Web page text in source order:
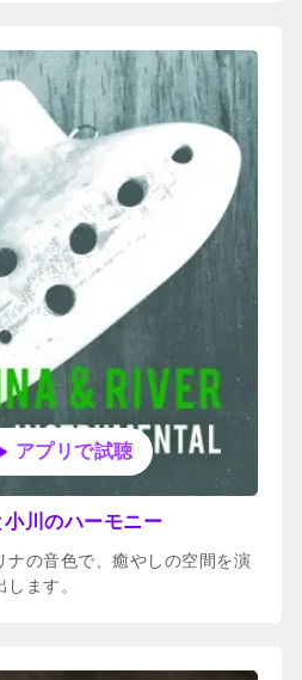
アプリで試聴
川のハーモニー
ナの音色で、癒やしの空間を演
します。